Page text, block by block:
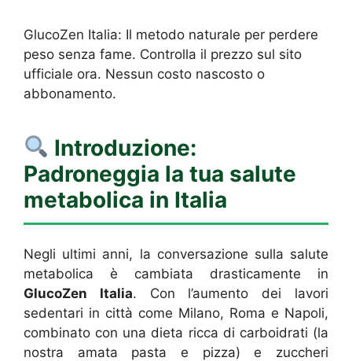
GlucoZen Italia: Il metodo naturale per perdere
peso senza fame. Controlla il prezzo sul sito
ufficiale ora. Nessun costo nascosto o
abbonamento.
Introduzione:
Padroneggia la tua salute
metabolica in Italia
Negli ultimi anni, la conversazione sulla salute
metabolica è cambiata drasticamente in
GlucoZen Italia. Con l’aumento dei lavori
sedentari in città come Milano, Roma e Napoli,
combinato con una dieta ricca di carboidrati (la
nostra amata pasta e pizza) e zuccheri